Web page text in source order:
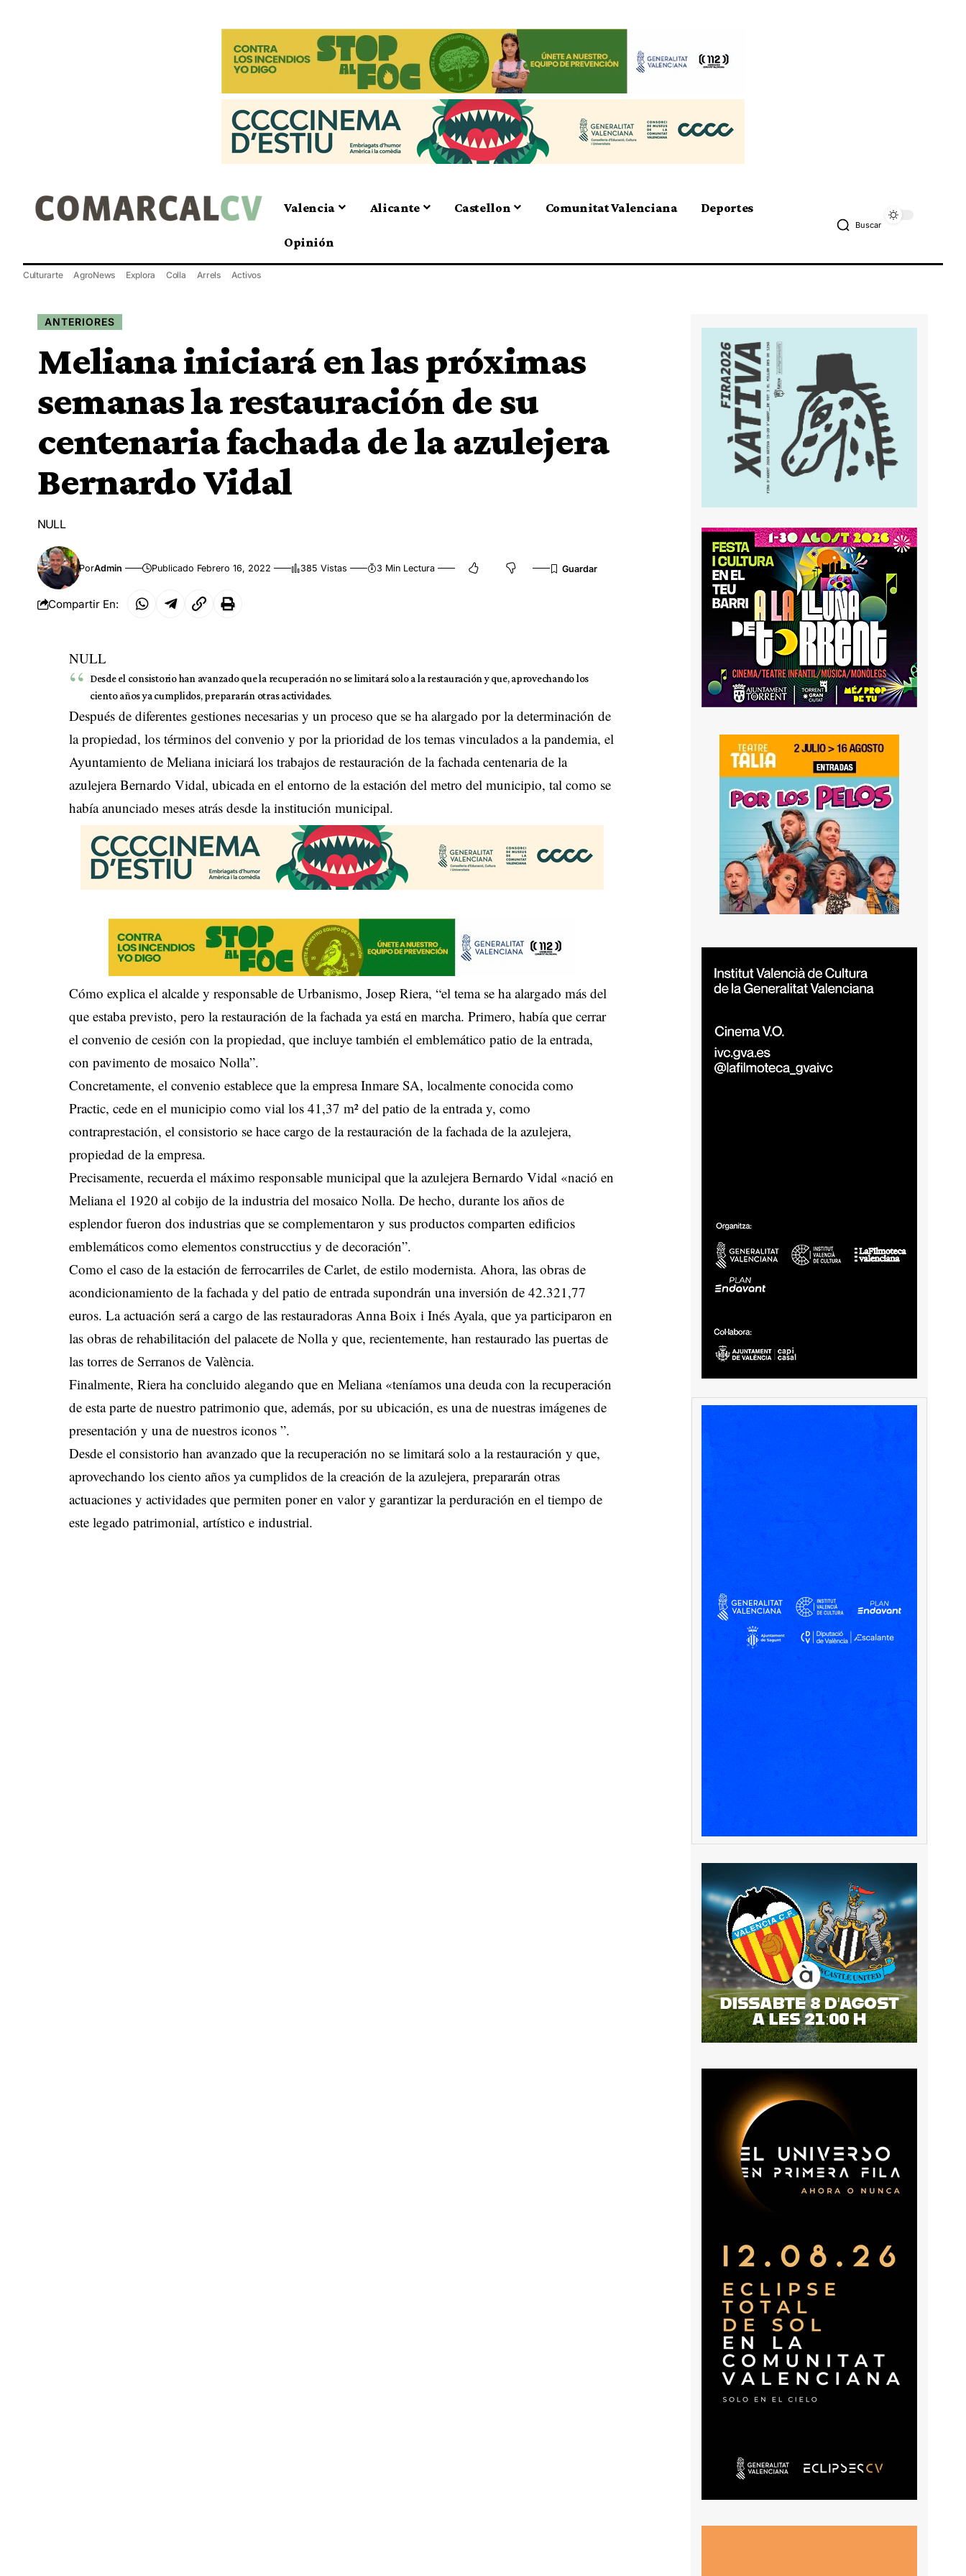
Valencia Alicante Castellon Comunitat Valenciana Deportes
Opinión
Buscar
Culturarte AgroNews Explora Colla Arrels Activos
ANTERIORES
Meliana iniciará en las próximas
semanas la restauración de su
centenaria fachada de la azulejera
Bernardo Vidal
NULL
PorAdmin Publicado Febrero 16, 2022 385 Vistas 3 Min Lectura
Compartir En:
NULL
Desde el consistorio han avanzado que la recuperación no se limitará solo a la restauración y que, aprovechando los
ciento años ya cumplidos, prepararán otras actividades.
Después de diferentes gestiones necesarias y un proceso que se ha alargado por la determinación de
la propiedad, los términos del convenio y por la prioridad de los temas vinculados a la pandemia, el
Ayuntamiento de Meliana iniciará los trabajos de restauración de la fachada centenaria de la
azulejera Bernardo Vidal, ubicada en el entorno de la estación del metro del municipio, tal como se
había anunciado meses atrás desde la institución municipal.
Cómo explica el alcalde y responsable de Urbanismo, Josep Riera, “el tema se ha alargado más del
que estaba previsto, pero la restauración de la fachada ya está en marcha. Primero, había que cerrar
el convenio de cesión con la propiedad, que incluye también el emblemático patio de la entrada,
con pavimento de mosaico Nolla”.
Concretamente, el convenio establece que la empresa Inmare SA, localmente conocida como
Practic, cede en el municipio como vial los 41,37 m² del patio de la entrada y, como
contraprestación, el consistorio se hace cargo de la restauración de la fachada de la azulejera,
propiedad de la empresa.
Precisamente, recuerda el máximo responsable municipal que la azulejera Bernardo Vidal «nació en
Meliana el 1920 al cobijo de la industria del mosaico Nolla. De hecho, durante los años de
esplendor fueron dos industrias que se complementaron y sus productos comparten edificios
emblemáticos como elementos construcctius y de decoración”.
Como el caso de la estación de ferrocarriles de Carlet, de estilo modernista. Ahora, las obras de
acondicionamiento de la fachada y del patio de entrada supondrán una inversión de 42.321,77
euros. La actuación será a cargo de las restauradoras Anna Boix i Inés Ayala, que ya participaron en
las obras de rehabilitación del palacete de Nolla y que, recientemente, han restaurado las puertas de
las torres de Serranos de València.
Finalmente, Riera ha concluido alegando que en Meliana «teníamos una deuda con la recuperación
de esta parte de nuestro patrimonio que, además, por su ubicación, es una de nuestras imágenes de
presentación y una de nuestros iconos ”.
Desde el consistorio han avanzado que la recuperación no se limitará solo a la restauración y que,
aprovechando los ciento años ya cumplidos de la creación de la azulejera, prepararán otras
actuaciones y actividades que permiten poner en valor y garantizar la perduración en el tiempo de
este legado patrimonial, artístico e industrial.